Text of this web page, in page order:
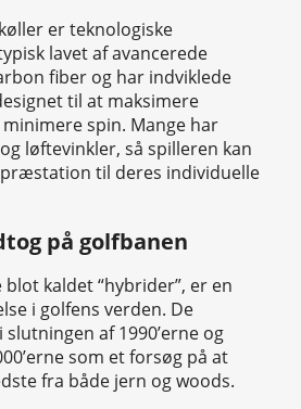
er teknologiske
lavet af avancerede
fiber og har indviklede
til at maksimere
spin. Mange har
løftevinkler, så spilleren kan
til deres individuelle
på golfbanen
blot kaldet “hybrider”, er en
i golfens verden. De
af 1990’erne og
som et forsøg på at
fra både jern og woods.